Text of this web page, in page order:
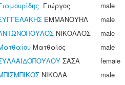
Γιώργος
male
ΕΜΜΑΝΟΥΗΛ
male
ΝΙΚΟΛΑΟΣ
male
Ματθαίος
male
ΣΑΣΑ
female
ΝΙΚΟΛΑ
male